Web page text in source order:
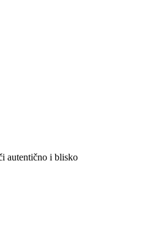
autentično i blisko